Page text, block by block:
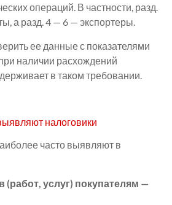
операций. В частности, разд.
а разд. 4 — 6 — экспортеры.
ее данные с показателями
наличии расхождений
в таком требовании.
налоговики
часто выявляют в
услуг) покупателям —